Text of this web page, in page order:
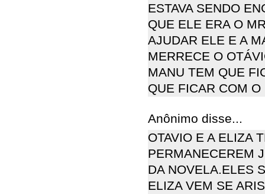
ESTAVA SENDO
QUE ELE ERA O
AJUDAR ELE E A
MERRECE O
MANU TEM QUE
QUE FICAR COM O
Anônimo disse...
OTAVIO E A ELIZA
PERMANECEREM
DA NOVELA.ELES
ELIZA VEM SE